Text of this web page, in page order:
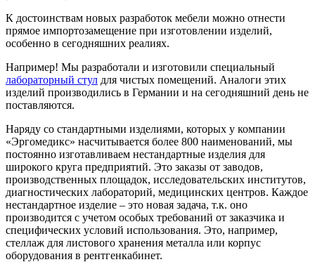
К достоинствам новых разработок мебели можно отнести
прямое импортозамещение при изготовлении изделий,
особенно в сегодняшних реалиях.
Например! Мы разработали и изготовили специальный
лабораторный стул для чистых помещений. Аналоги этих
изделий производились в Германии и на сегодняшний день не
поставляются.
Наряду со стандартными изделиями, которых у компании
«Эргомедикс» насчитывается более 800 наименований, мы
постоянно изготавливаем нестандартные изделия для
широкого круга предприятий. Это заказы от заводов,
производственных площадок, исследовательских институтов,
диагностических лабораторий, медицинских центров. Каждое
нестандартное изделие – это новая задача, т.к. оно
производится с учетом особых требований от заказчика и
специфических условий использования. Это, например,
стеллаж для листового хранения металла или корпус
оборудования в рентгенкабинет.